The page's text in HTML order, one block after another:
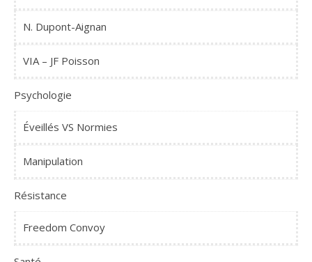
N. Dupont-Aignan
VIA – JF Poisson
Psychologie
Éveillés VS Normies
Manipulation
Résistance
Freedom Convoy